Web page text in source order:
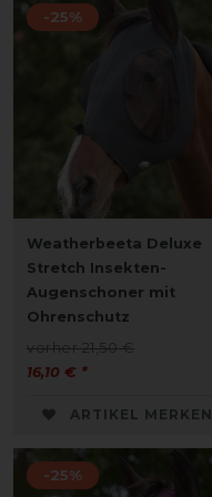
-25%
Weatherbeeta Deluxe
Stretch Insekten-
Augenschoner mit
Ohrenschutz
vorher 21,50 €
16,10 € *
ARTIKEL MERKEN
-25%